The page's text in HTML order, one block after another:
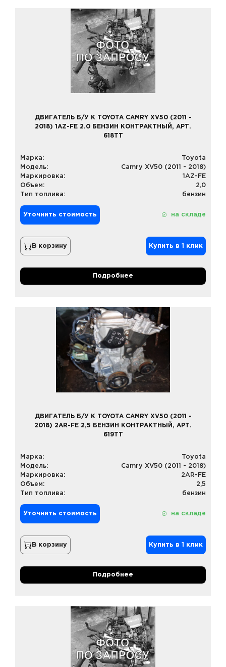
ДВИГАТЕЛЬ Б/У К TOYOTA CAMRY XV50 (2011 -
2018) 1AZ-FE 2.0 БЕНЗИН КОНТРАКТНЫЙ, АРТ.
618TT
Марка:
Toyota
Модель:
Camry XV50 (2011 - 2018)
Маркировка:
1AZ-FE
Объем:
2,0
Тип топлива:
бензин
Уточнить стоимость на складе
В корзину Купить в 1 клик
Подробнее
ДВИГАТЕЛЬ Б/У К TOYOTA CAMRY XV50 (2011 -
2018) 2AR-FE 2,5 БЕНЗИН КОНТРАКТНЫЙ, АРТ.
619TT
Марка:
Toyota
Модель:
Camry XV50 (2011 - 2018)
Маркировка:
2AR-FE
Объем:
2,5
Тип топлива:
бензин
Уточнить стоимость на складе
В корзину Купить в 1 клик
Подробнее